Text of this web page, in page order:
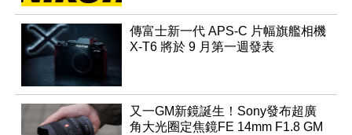
傳富士新一代 APS-C 片幅旗艦相機
X-T6 將於 9 月第一週發表
又一GM新鏡誕生！Sony發布超廣
角大光圈定焦鏡FE 14mm F1.8 GM